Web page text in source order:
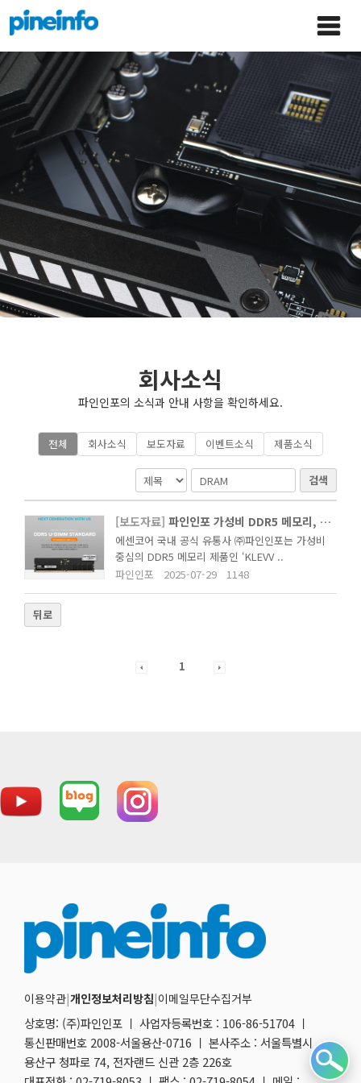
콘텐츠로
건너뛰기
Main
Menu
회사소식
파인인포의 소식과 안내 사항을 확인하세요.
전체 회사소식 보도자료 이벤트소식 제품소식
검색
[보도자료] 파인인포 가성비 DDR5 메모리, KLEVV ‘AMD’ 이름으로 다시 뜬다
에센코어 국내 공식 유통사 ㈜파인인포는 가성비
중심의 DDR5 메모리 제품인 ‘KLEVV ..
파인인포
2025-07-29 1148
뒤로
1
이용약관|개인정보처리방침|이메일무단수집거부
상호명: (주)파인인포 ㅣ 사업자등록번호 : 106-86-51704 ㅣ
통신판매번호 2008-서울용산-0716 ㅣ 본사주소 : 서울특별시
용산구 청파로 74, 전자랜드 신관 2층 226호
파인인포 홈으로 이동